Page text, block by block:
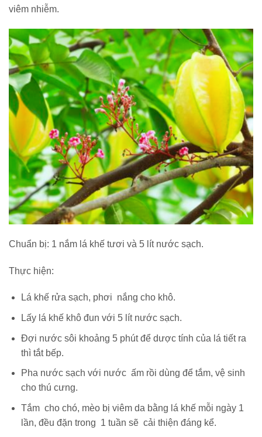
viêm nhiễm.
Chuẩn bị: 1 nắm lá khế tươi và 5 lít nước sạch.
Thực hiện:
Lá khế rửa sạch, phơi nắng cho khô.
Lấy lá khế khô đun với 5 lít nước sạch.
Đợi nước sôi khoảng 5 phút để dược tính của lá tiết ra
thì tắt bếp.
Pha nước sạch với nước ấm rồi dùng để tắm, vệ sinh
cho thú cưng.
Tắm cho chó, mèo bị viêm da bằng lá khế mỗi ngày 1
lần, đều đặn trong 1 tuần sẽ cải thiện đáng kể.